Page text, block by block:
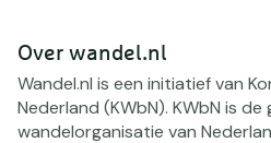
Over wandel.nl
Wandel.nl is een initiatief van
Nederland (KWbN). KWbN is
wandelorganisatie van